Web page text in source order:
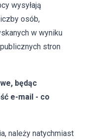
wysyłają
osób,
w wyniku
stron
będąc
e-mail - co
należy natychmiast